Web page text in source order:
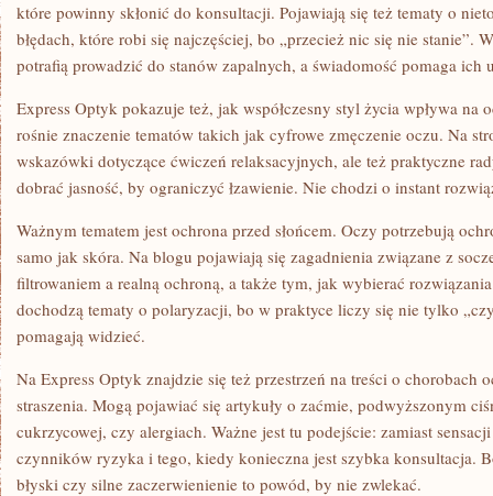
które powinny skłonić do konsultacji. Pojawiają się też tematy o
błędach, które robi się najczęściej, bo „przecież nic się nie stanie”.
potrafią prowadzić do stanów zapalnych, a świadomość pomaga ich
Express Optyk pokazuje też, jak współczesny styl życia wpływa na
rośnie znaczenie tematów takich jak cyfrowe zmęczenie oczu. Na
wskazówki dotyczące ćwiczeń relaksacyjnych, ale też praktyczne
dobrać jasność, by ograniczyć łzawienie. Nie chodzi o instant
Ważnym tematem jest ochrona przed słońcem. Oczy potrzebują
samo jak skóra. Na blogu pojawiają się zagadnienia związane z
filtrowaniem a realną ochroną, a także tym, jak wybierać
dochodzą tematy o polaryzacji, bo w praktyce liczy się nie tylko
pomagają widzieć.
Na Express Optyk znajdzie się też przestrzeń na treści o chorobach
straszenia. Mogą pojawiać się artykuły o zaćmie, podwyższonym
cukrzycowej, czy alergiach. Ważne jest tu podejście: zamiast
czynników ryzyka i tego, kiedy konieczna jest szybka konsultacja.
błyski czy silne zaczerwienienie to powód, by nie zwlekać.